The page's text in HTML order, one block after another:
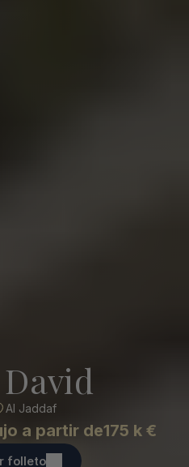
Al Jaddaf
a partir de175 k €
folleto